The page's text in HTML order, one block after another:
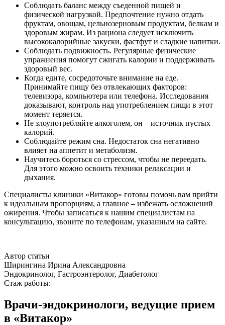
Соблюдать баланс между съеденной пищей и
физической нагрузкой. Предпочтение нужно отдать
фруктам, овощам, цельнозерновым продуктам, белкам и
здоровым жирам. Из рациона следует исключить
высококалорийные закуски, фастфут и сладкие напитки.
Соблюдать подвижность. Регулярные физические
упражнения помогут сжигать калории и поддерживать
здоровый вес.
Когда едите, сосредоточьте внимание на еде.
Принимайте пищу без отвлекающих факторов:
телевизора, компьютера или телефона. Исследования
доказывают, контроль над употреблением пищи в этот
момент теряется.
Не злоупотребляйте алкоголем, он – источник пустых
калорий.
Соблюдайте режим сна. Недостаток сна негативно
влияет на аппетит и метаболизм.
Научитесь бороться со стрессом, чтобы не переедать.
Для этого можно освоить техники релаксации и
дыхания.
Специалисты клиники «Витакор» готовы помочь вам прийти
к идеальным пропорциям, а главное – избежать осложнений
ожирения. Чтобы записаться к нашим специалистам на
консультацию, звоните по телефонам, указанным на сайте.
Автор статьи
Ширингина Ирина Александровна
Эндокринолог, Гастроэнтеролог, Диабетолог
Стаж работы:
Врачи-эндокринологи, ведущие прием
в «Витакор»